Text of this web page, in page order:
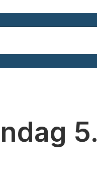
5.